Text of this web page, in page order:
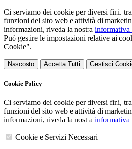
Ci serviamo dei cookie per diversi fini,
funzioni del sito web e attività di
informazioni, riveda la nostra informativa
Può gestire le impostazioni relative ai
Cookie".
Nascosto Accetta Tutti Gestisci
Cookie Policy
Ci serviamo dei cookie per diversi fini,
funzioni del sito web e attività di
informazioni, riveda la nostra informativa
Cookie e Servizi Necessari